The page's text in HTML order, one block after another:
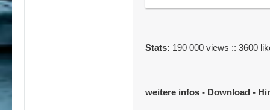
Improved activation of an
When closing a database,
Improved time stability of
Stats: 190 000 views :: 3600
weitere infos - Download -